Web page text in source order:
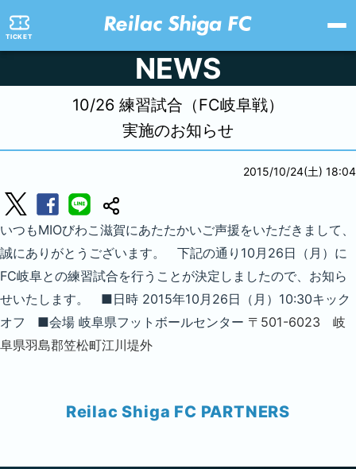
TICKET
NEWS
10/26 練習試合（FC岐阜戦）
実施のお知らせ
2015/10/24(土) 18:04
いつもMIOびわこ滋賀にあたたかいご声援をいただきまして、
誠にありがとうございます。 下記の通り10月26日（月）に
FC岐阜との練習試合を行うことが決定しましたので、お知ら
せいたします。 ■日時 2015年10月26日（月）10:30キック
オフ ■会場 岐阜県フットボールセンター 〒501-6023 岐
阜県羽島郡笠松町江川堤外
Reilac Shiga FC PARTNERS